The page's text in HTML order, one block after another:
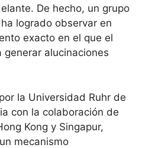
De hecho, un grupo
logrado observar en
exacto en el que el
generar alucinaciones
la Universidad Ruhr de
con la colaboración de
Kong y Singapur,
mecanismo